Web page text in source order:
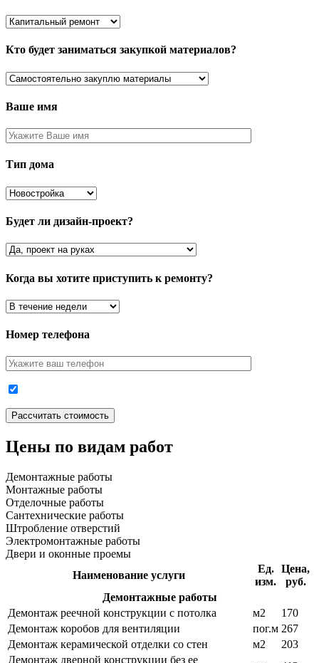
Кто будет заниматься закупкой материалов?
Ваше имя
Тип дома
Будет ли дизайн-проект?
Когда вы хотите приступить к ремонту?
Номер телефона
Цены по видам работ
Демонтажные работы
Монтажные работы
Отделочные работы
Сантехнические работы
Штробление отверстий
Электромонтажные работы
Двери и оконные проемы
Наименование услуги
Ед.
изм.
Цена,
руб.
Демонтажные работы
Демонтаж реечной конструкции с потолка
м2
170
Демонтаж коробов для вентиляции
пог.м 267
Демонтаж керамической отделки со стен
м2
203
Демонтаж дверной конструкции без ее